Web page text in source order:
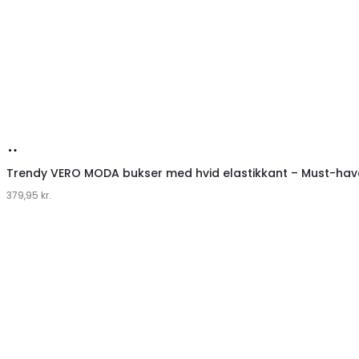
hos
Klædeskabet.dk
Trendy VERO MODA bukser med hvid elastikkant – Must-
379,95 kr.